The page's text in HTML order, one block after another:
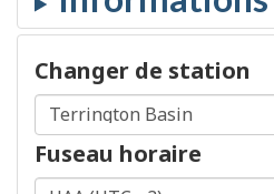
Changer de station
Fuseau horaire